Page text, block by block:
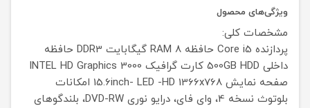
ویژگی‌های محصول
مشخصات کلی:
پردازنده Core i5 حافظه RAM 8 گیگابایت DDR3
حافظه
داخلی 500GB HDD کارت گرافیک INTEL HD Graphics 3000
صفحه نمایش 15.6inch- LED -HD 1366x768 امکانات
بلوتوث نسخه 4،
وای فای، درایو نوری DVD-RW، بلندگوهای